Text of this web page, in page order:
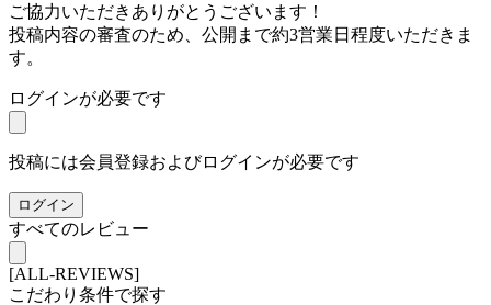
ご協力いただきありがとうございます！
投稿内容の審査のため、公開まで約3営業日程度いただきま
す。
ログインが必要です
投稿には会員登録およびログインが必要です
ログイン
すべてのレビュー
[ALL-REVIEWS]
こだわり条件で探す